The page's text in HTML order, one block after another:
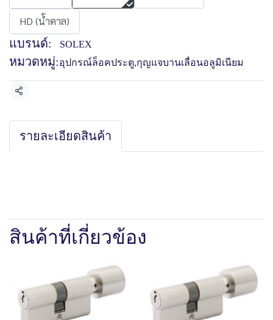
HD (น้ำตาล)
แบรนด์: SOLEX
หมวดหมู่:อุปกรณ์ล็อคประตู,กุญแจบานเลื่อนอลูมิเนียม
แชร์
รายละเอียดสินค้า
สินค้าที่เกี่ยวข้อง